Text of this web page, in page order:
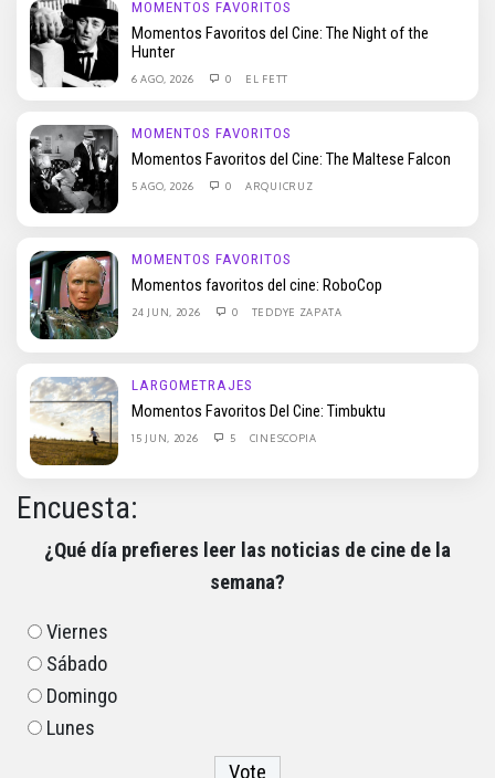
MOMENTOS FAVORITOS
Momentos Favoritos del Cine: The Night of the
Hunter
6 AGO, 2026 0 EL FETT
MOMENTOS FAVORITOS
Momentos Favoritos del Cine: The Maltese Falcon
5 AGO, 2026 0 ARQUICRUZ
MOMENTOS FAVORITOS
Momentos favoritos del cine: RoboCop
24 JUN, 2026 0 TEDDYE ZAPATA
LARGOMETRAJES
Momentos Favoritos Del Cine: Timbuktu
15 JUN, 2026 5 CINESCOPIA
Encuesta:
¿Qué día prefieres leer las noticias de cine de la
semana?
Viernes
Sábado
Domingo
Lunes